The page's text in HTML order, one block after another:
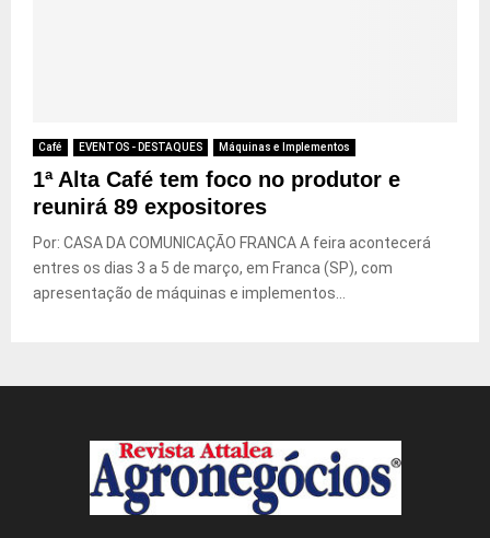
Café EVENTOS - DESTAQUES Máquinas e Implementos
1ª Alta Café tem foco no produtor e
reunirá 89 expositores
Por: CASA DA COMUNICAÇÃO FRANCA A feira acontecerá
entres os dias 3 a 5 de março, em Franca (SP), com
apresentação de máquinas e implementos...